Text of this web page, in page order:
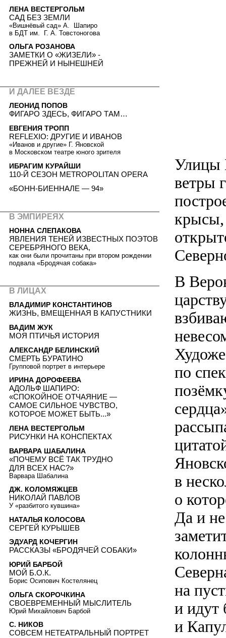
Улицы
ветры
крысы,
В
по
в
о
Да и
на
и идут
и
ЛЕНА ВЕСТЕРГОЛЬМ
САД БЕЗ ЗЕМЛИ
«Вишнёвый сад» А. Шапиро
в БДТ им. Г. А. Товстоногова
ОЛЬГА РОЗАНОВА
ЗАМЕТКИ О «ЖИЗЕЛИ» -
ПРЕЖНЕЙ И НЫНЕШНЕЙ
И ДАЛЕЕ ВЕЗДЕ
ЛЕОНИД ПОПОВ
ФИГАРО ЗДЕСЬ, ФИГАРО ТАМ…
ЕВГЕНИЯ ТРОПП
REFLEXIO: ДРУГИЕ И ИВАНОВ
«Иванов и другие» Г. Яновской
в Московском театре юного зрителя
ИБРАГИМ КУРАЙШИ
110-Й СЕЗОН METROPOLITAN OPERA
«БОНН-БИЕННАЛЕ — 94»
В ЭМПИРЕЯХ
НОННА СЛЕПАКОВА
ЯВЛЕНИЯ ТЕНЕЙ ИЗВЕСТНЫХ ПОЭТОВ
СЕРЕБРЯНОГО ВЕКА,
как они были прочитаны при втором рождении
подвала «Бродячая собака»
В ЛИЦАХ
ВЛАДИМИР КОНСТАНТИНОВ
ЖИЗНЬ, ВМЕЩЕННАЯ В КАПУСТНИКИ
ВАДИМ ЖУК
МОЯ ПТИЧЬЯ ИСТОРИЯ
АЛЕКСАНДР БЕЛИНСКИЙ
СМЕРТЬ БУРАТИНО
Групповой портрет в интерьере
ИРИНА ДОРОФЕЕВА
АДОЛЬФ ШАПИРО:
«СПОКОЙНОЕ ОТЧАЯНИЕ —
САМОЕ СИЛЬНОЕ ЧУВСТВО,
КОТОРОЕ МОЖЕТ БЫТЬ...»
ЛЕНА ВЕСТЕРГОЛЬМ
РИСУНКИ НА КОНСПЕКТАХ
ВАРВАРА ШАБАЛИНА
«ПОЧЕМУ ВСЁ ТАК ТРУДНО
ДЛЯ ВСЕХ НАС?»
Варвара Шабалина
ДЖ. КОЛОМЯЖЦЕВ
НИКОЛАЙ ПАВЛОВ
У «разбитого кувшина»
НАТАЛЬЯ КОЛОСОВА
СЕРГЕЙ КУРЫШЕВ
ЭДУАРД КОЧЕРГИН
РАССКАЗЫ «БРОДЯЧЕЙ СОБАКИ»
ЮРИЙ БАРБОЙ
МОЙ Б.О.К.
Борис Осипович Костелянец
ОЛЬГА СКОРОЧКИНА
СВОЕВРЕМЕННЫЙ МЫСЛИТЕЛЬ
Юрий Михайлович Барбой
С. НИКОВ
СОВСЕМ НЕТЕАТРАЛЬНЫЙ ПОРТРЕТ